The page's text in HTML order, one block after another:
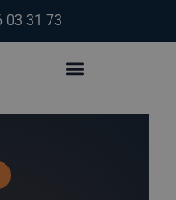
03 31 73